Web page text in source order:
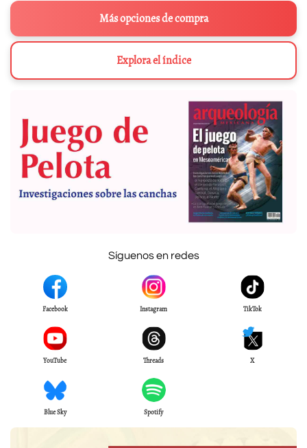
Más opciones de compra
Explora el índice
Síguenos en redes
Facebook Instagram TikTok
YouTube Threads X
Blue Sky Spotify